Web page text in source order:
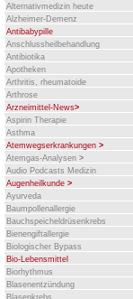
Alternativmedizin heute
Alzheimer-Demenz
Antibabypille
Anschlussheilbehandlung
Antibiotika
Apotheken
Arthritis, rheumatoide
Arthrose
Arzneimittel-News>
Aspirin Therapie
Asthma
Atemwegserkrankungen >
Atemgas-Analysen >
Audio Podcasts Medizin
Augenheilkunde >
Ayurveda
Baumpollenallergie
Bauchspeicheldrüsenkrebs
Bienengiftallergie
Biologischer Bypass
Bio-Lebensmittel
Biorhythmus
Blasenentzündung
Blasenkrebs